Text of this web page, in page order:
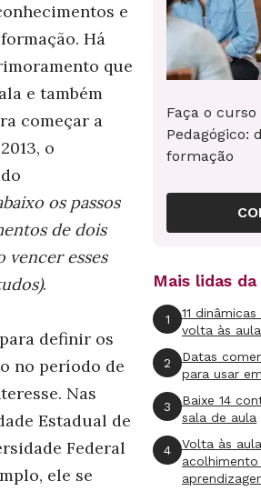
e
Há
que
e também
começar a
o
os passos
de dois
vencer esses
.
definir os
no período de
Nas
Estadual de
Federal
ele se
Faça o
Pedagógico:
formação
Mais lidas
1
11
volta às
2
Datas
para usar
3
Baixe 14
sala de aula
4
Volta às